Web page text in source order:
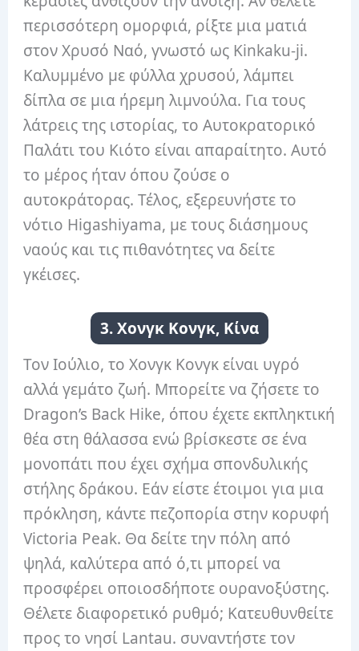
περισσότερη ομορφιά, ρίξτε μια ματιά
στον Χρυσό Ναό, γνωστό ως Kinkaku-ji.
Καλυμμένο με φύλλα χρυσού, λάμπει
δίπλα σε μια ήρεμη λιμνούλα. Για τους
λάτρεις της ιστορίας, το Αυτοκρατορικό
Παλάτι του Κιότο είναι απαραίτητο. Αυτό
το μέρος ήταν όπου ζούσε ο
αυτοκράτορας. Τέλος, εξερευνήστε το
νότιο Higashiyama, με τους διάσημους
ναούς και τις πιθανότητες να δείτε
γκέισες.
3. Χονγκ Κονγκ, Κίνα
Τον Ιούλιο, το Χονγκ Κονγκ είναι υγρό
αλλά γεμάτο ζωή. Μπορείτε να ζήσετε το
Dragon’s Back Hike, όπου έχετε εκπληκτική
θέα στη θάλασσα ενώ βρίσκεστε σε ένα
μονοπάτι που έχει σχήμα σπονδυλικής
στήλης δράκου. Εάν είστε έτοιμοι για μια
πρόκληση, κάντε πεζοπορία στην κορυφή
Victoria Peak. Θα δείτε την πόλη από
ψηλά, καλύτερα από ό,τι μπορεί να
προσφέρει οποιοσδήποτε ουρανοξύστης.
Θέλετε διαφορετικό ρυθμό; Κατευθυνθείτε
προς το νησί Lantau. συναντήστε τον